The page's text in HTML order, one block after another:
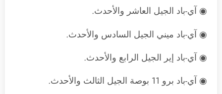
◉ آي-باد الجيل العاشر والأحدث.
◉ آي-باد ميني الجيل السادس والأحدث.
◉ آي-باد إير الجيل الرابع والأحدث.
◉ آي-باد برو 11 بوصة الجيل الثالث والأحدث.